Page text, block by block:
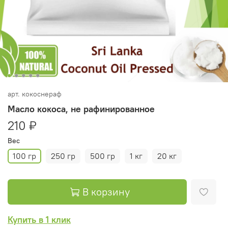
арт. кокоснераф
Масло кокоса, не рафинированное
210 ₽
Вес
100 гр 250 гр 500 гр 1 кг 20 кг
В корзину
Купить в 1 клик